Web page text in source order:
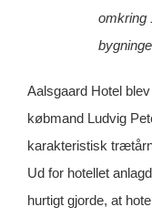
omkring
Aalsgaard Hotel
købmand Ludvig
karakteristisk
Ud for hotellet
hurtigt gjorde, at